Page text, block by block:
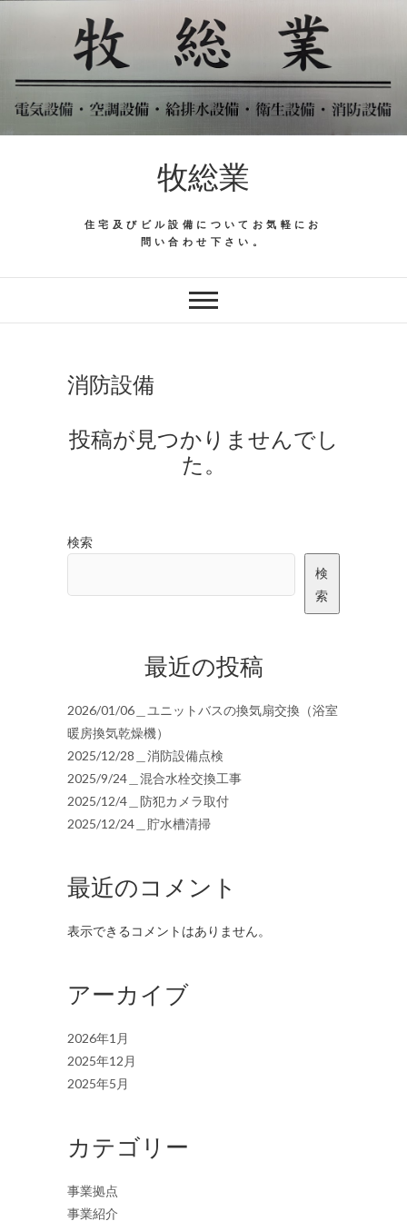
牧総業
住宅及びビル設備についてお気軽にお
問い合わせ下さい。
消防設備
投稿が見つかりませんでし
た。
検索
検
索
最近の投稿
2026/01/06＿ユニットバスの換気扇交換（浴室
暖房換気乾燥機）
2025/12/28＿消防設備点検
2025/9/24＿混合水栓交換工事
2025/12/4＿防犯カメラ取付
2025/12/24＿貯水槽清掃
最近のコメント
表示できるコメントはありません。
アーカイブ
2026年1月
2025年12月
2025年5月
カテゴリー
事業拠点
事業紹介